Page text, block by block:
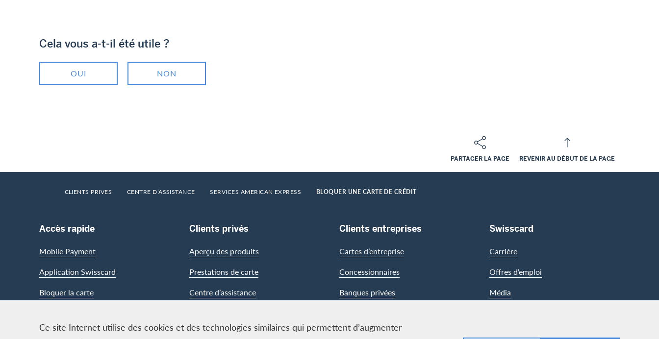
Ce site Internet utilise des cookies et des technologies similaires qui permettent d’augmenter
Cela vous a-t-il été utile ?
OUI NON
PARTAGER LA PAGE REVENIR AU DÉBUT DE LA PAGE
Footer
CLIENTS PRIVES CENTRE D’ASSISTANCE SERVICES AMERICAN EXPRESS BLOQUER UNE CARTE DE CRÉDIT
Footer Navigation
Accès rapide
Mobile Payment
Application Swisscard
Bloquer la carte
Clients privés
Aperçu des produits
Prestations de carte
Centre d’assistance
Clients entreprises
Cartes d’entreprise
Concessionnaires
Banques privées
Swisscard
Carrière
Offres d’emploi
Média
Contact & Social channels